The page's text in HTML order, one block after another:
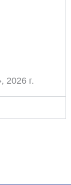
2026 г.